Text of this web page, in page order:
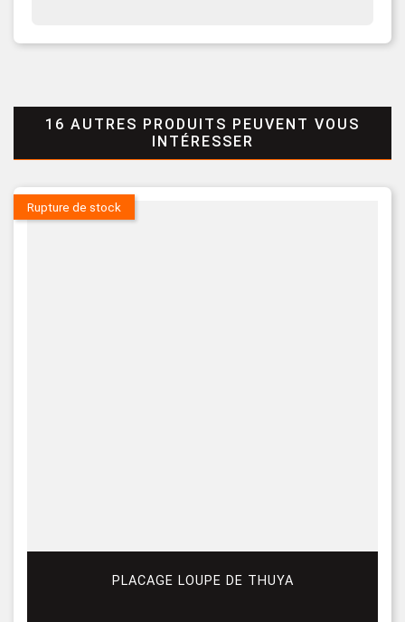
16 AUTRES PRODUITS PEUVENT VOUS
INTÉRESSER
PLACAGE LOUPE DE THUYA
Rupture de stock